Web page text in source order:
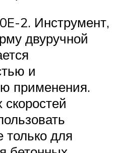
2. Инструмент,
двуручной
и
применения.
только для